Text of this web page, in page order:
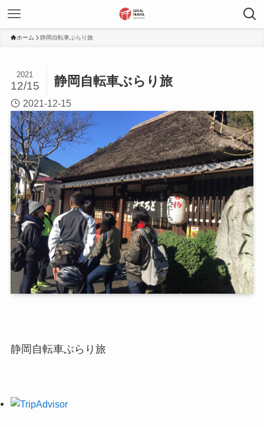
ホーム 静岡自転車ぶらり旅
静岡自転車ぶらり旅
2021
12/15
2021-12-15
静岡自転車ぶらり旅